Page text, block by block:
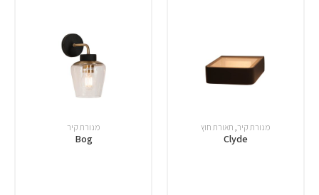
מנורת קיר תאורת חוץ
Clyde
מנורת קיר
Bog